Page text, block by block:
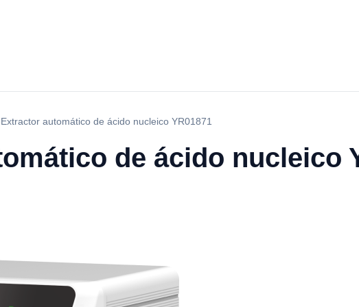
Extractor automático de ácido nucleico YR01871
de ácido nucleico